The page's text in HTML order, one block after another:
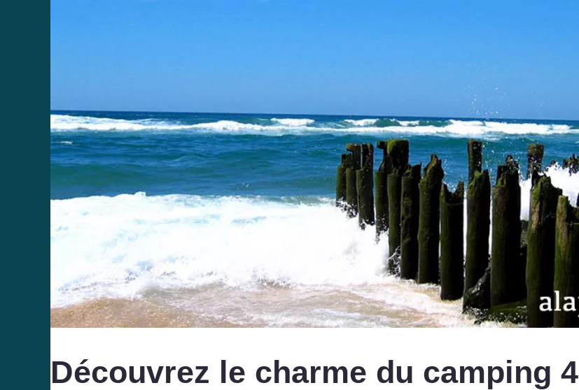
Découvrez le charme du camping 4